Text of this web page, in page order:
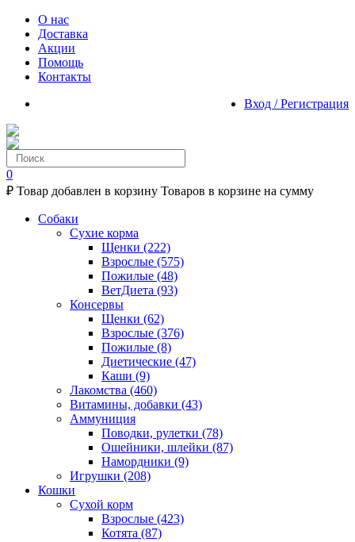
О нас
Доставка
Акции
Помощь
Контакты
Вход / Регистрация
0
₽ Товар добавлен в корзину Товаров в корзине на сумму
Собаки
Сухие корма
Щенки (222)
Взрослые (575)
Пожилые (48)
ВетДиета (93)
Консервы
Щенки (62)
Взрослые (376)
Пожилые (8)
Диетические (47)
Каши (9)
Лакомства (460)
Витамины, добавки (43)
Аммуниция
Поводки, рулетки (78)
Ошейники, шлейки (87)
Намордники (9)
Игрушки (208)
Кошки
Сухой корм
Взрослые (423)
Котята (87)